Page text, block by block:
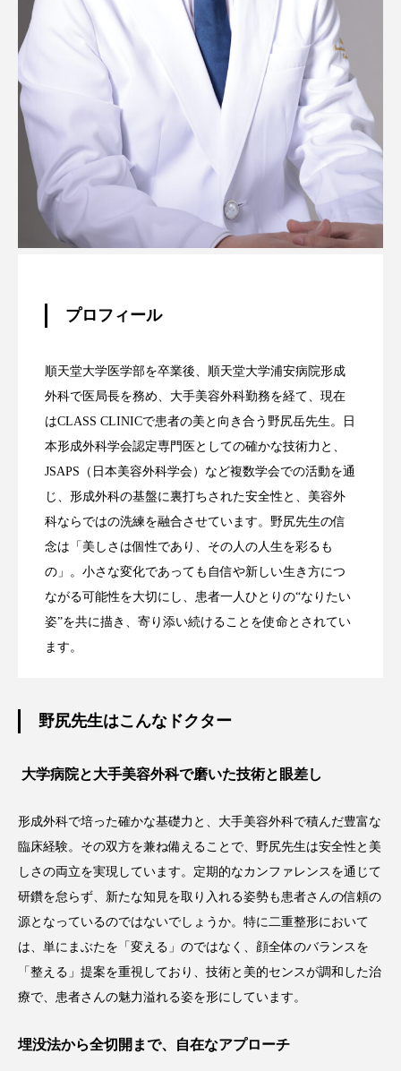
プロフィール
順天堂大学医学部を卒業後、順天堂大学浦安病院形成
外科で医局長を務め、大手美容外科勤務を経て、現在
はCLASS CLINICで患者の美と向き合う野尻岳先生。日
本形成外科学会認定専門医としての確かな技術力と、
JSAPS（日本美容外科学会）など複数学会での活動を通
じ、形成外科の基盤に裏打ちされた安全性と、美容外
科ならではの洗練を融合させています。野尻先生の信
念は「美しさは個性であり、その人の人生を彩るも
の」。小さな変化であっても自信や新しい生き方につ
ながる可能性を大切にし、患者一人ひとりの“なりたい
姿”を共に描き、寄り添い続けることを使命とされてい
ます。
野尻先生はこんなドクター
大学病院と大手美容外科で磨いた技術と眼差し
形成外科で培った確かな基礎力と、大手美容外科で積んだ豊富な
臨床経験。その双方を兼ね備えることで、野尻先生は安全性と美
しさの両立を実現しています。定期的なカンファレンスを通じて
研鑽を怠らず、新たな知見を取り入れる姿勢も患者さんの信頼の
源となっているのではないでしょうか。特に二重整形において
は、単にまぶたを「変える」のではなく、顔全体のバランスを
「整える」提案を重視しており、技術と美的センスが調和した治
療で、患者さんの魅力溢れる姿を形にしています。
埋没法から全切開まで、自在なアプローチ